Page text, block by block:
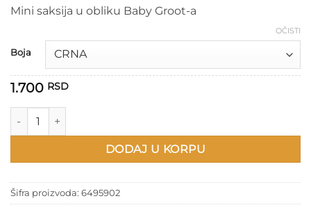
od
1.800 RSD
Mini saksija u obliku Baby Groot-a
Boja
OČISTI
1.700 RSD
Groot mala saksija količina
DODAJ U KORPU
Šifra proizvoda: 6495902